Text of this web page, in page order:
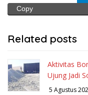
Copy
Related posts
Aktivitas
Ujung Jadi
5 Agustus